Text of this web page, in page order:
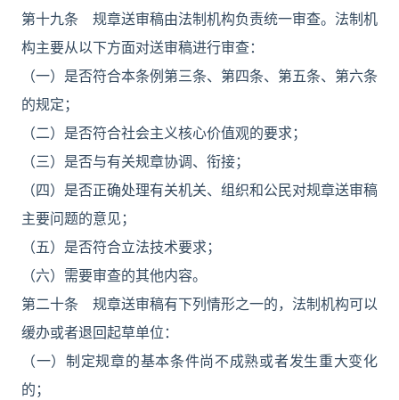
第十九条 规章送审稿由法制机构负责统一审查。法制机
构主要从以下方面对送审稿进行审查：
（一）是否符合本条例第三条、第四条、第五条、第六条
的规定；
（二）是否符合社会主义核心价值观的要求；
（三）是否与有关规章协调、衔接；
（四）是否正确处理有关机关、组织和公民对规章送审稿
主要问题的意见；
（五）是否符合立法技术要求；
（六）需要审查的其他内容。
第二十条 规章送审稿有下列情形之一的，法制机构可以
缓办或者退回起草单位：
（一）制定规章的基本条件尚不成熟或者发生重大变化
的；